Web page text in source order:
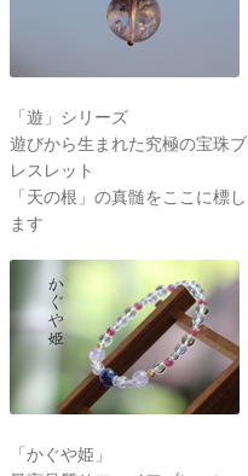
「遊」シリーズ
遊びから生まれた究極の宝珠ブ
レスレット
「天の根」の真髄をここに標し
ます
「かぐや姫」